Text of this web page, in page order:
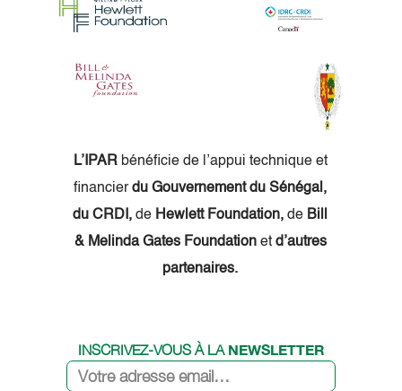
L’IPARbénéficie de l’appui technique et
financierdu Gouvernement du Sénégal,
du CRDI, de Hewlett Foundation, de Bill
& Melinda Gates Foundation et d’autres
partenaires.
INSCRIVEZ-VOUS À LA NEWSLETTER